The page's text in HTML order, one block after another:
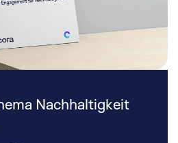
Nachhaltigkeit